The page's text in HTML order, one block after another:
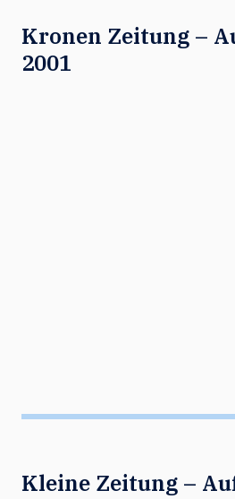
Kronen Zeitung –
2001
Kleine Zeitung –